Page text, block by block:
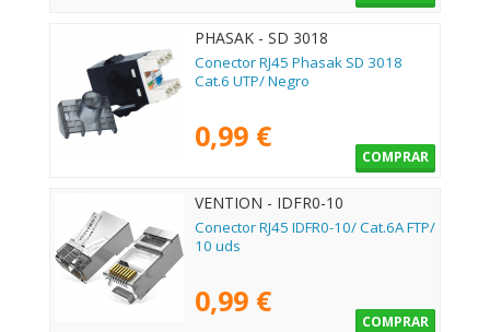
PHASAK - SD 3018
Conector RJ45 Phasak SD 3018
Cat.6 UTP/ Negro
0,99 €
COMPRAR
VENTION - IDFR0-10
Conector RJ45 IDFR0-10/ Cat.6A FTP/
10 uds
0,99 €
COMPRAR